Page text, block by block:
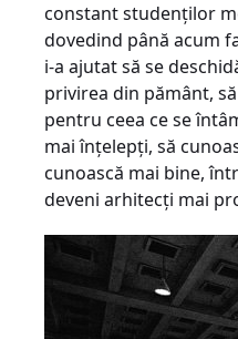
constant studenţilor
dovedind până acum
i-a ajutat să se
privirea din pământ,
pentru ceea ce se
mai înţelepţi, să
cunoască mai bine,
deveni arhitecţi mai